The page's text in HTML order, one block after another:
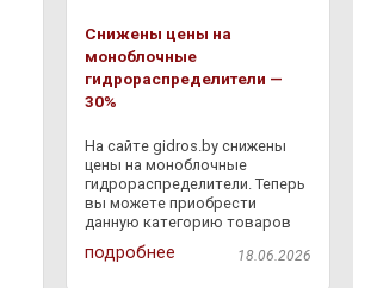
Снижены цены на
моноблочные
гидрораспределители —
30%
На сайте gidros.by снижены
цены на моноблочные
гидрораспределители. Теперь
вы можете приобрести
данную категорию товаров
со скидкой - 30% . Также с
18.06.2026 по 06.07.2026
подробнее 18.06.2026